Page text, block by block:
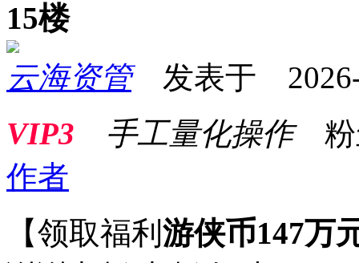
15楼
云海资管发表于 2026-
VIP3
手工量化操作粉
作者
【领取福利 游侠币147万